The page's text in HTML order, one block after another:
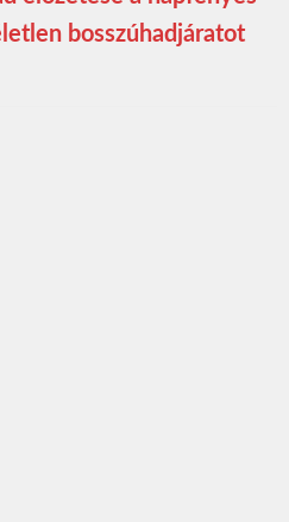
bosszúhadjáratot